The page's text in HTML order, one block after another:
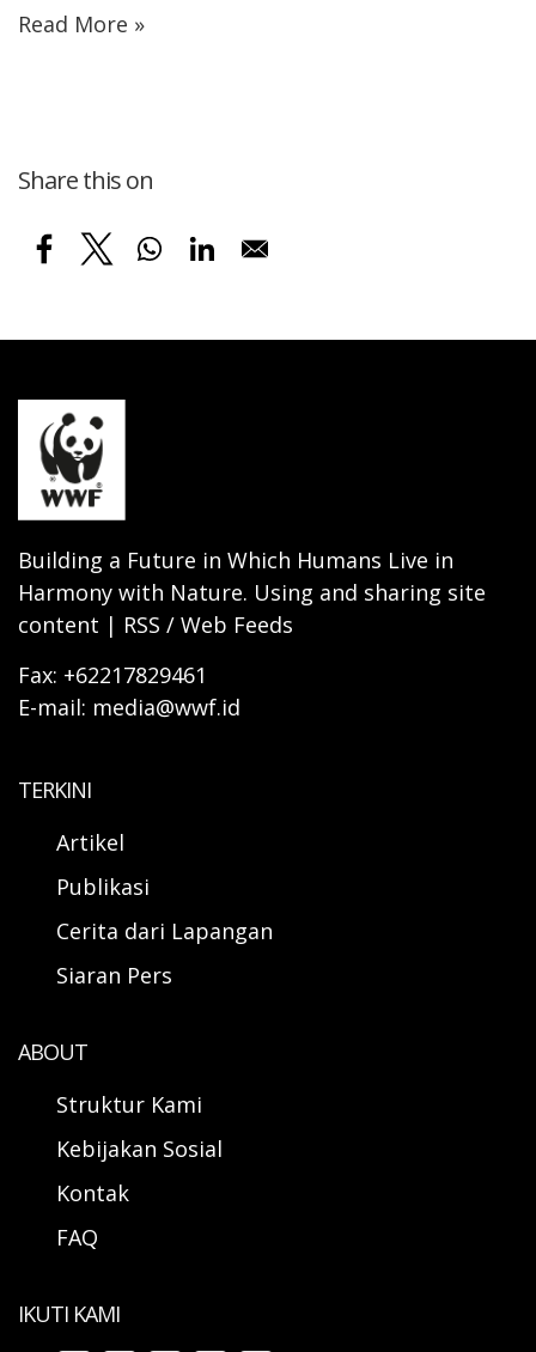
Read More »
Share this on
Building a Future in Which Humans Live in
Harmony with Nature. Using and sharing site
content | RSS / Web Feeds
Fax: +62217829461
E-mail: media@wwf.id
TERKINI
Artikel
Publikasi
Cerita dari Lapangan
Siaran Pers
ABOUT
Struktur Kami
Kebijakan Sosial
Kontak
FAQ
IKUTI KAMI